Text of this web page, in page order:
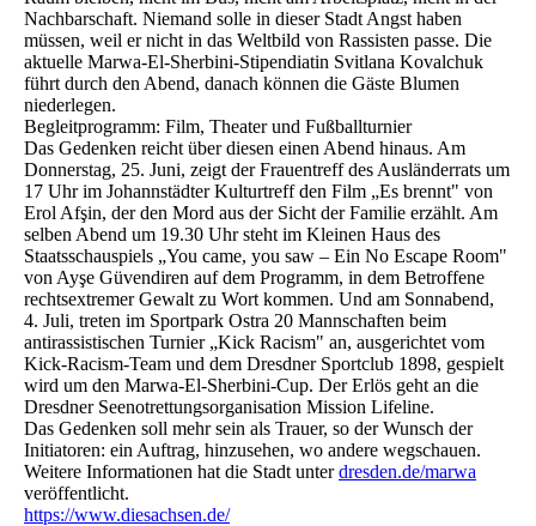
Nachbarschaft. Niemand solle in dieser Stadt Angst haben
müssen, weil er nicht in das Weltbild von Rassisten passe. Die
aktuelle Marwa-El-Sherbini-Stipendiatin Svitlana Kovalchuk
führt durch den Abend, danach können die Gäste Blumen
niederlegen.
Begleitprogramm: Film, Theater und Fußballturnier
Das Gedenken reicht über diesen einen Abend hinaus. Am
Donnerstag, 25. Juni, zeigt der Frauentreff des Ausländerrats um
17 Uhr im Johannstädter Kulturtreff den Film „Es brennt" von
Erol Afşin, der den Mord aus der Sicht der Familie erzählt. Am
selben Abend um 19.30 Uhr steht im Kleinen Haus des
Staatsschauspiels „You came, you saw – Ein No Escape Room"
von Ayşe Güvendiren auf dem Programm, in dem Betroffene
rechtsextremer Gewalt zu Wort kommen. Und am Sonnabend,
4. Juli, treten im Sportpark Ostra 20 Mannschaften beim
antirassistischen Turnier „Kick Racism" an, ausgerichtet vom
Kick-Racism-Team und dem Dresdner Sportclub 1898, gespielt
wird um den Marwa-El-Sherbini-Cup. Der Erlös geht an die
Dresdner Seenotrettungsorganisation Mission Lifeline.
Das Gedenken soll mehr sein als Trauer, so der Wunsch der
Initiatoren: ein Auftrag, hinzusehen, wo andere wegschauen.
Weitere Informationen hat die Stadt unterdresden.de/marwa
veröffentlicht.
https://www.diesachsen.de/